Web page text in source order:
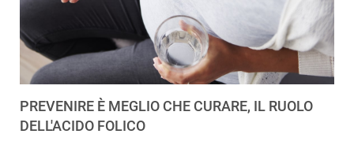
PREVENIRE È MEGLIO CHE CURARE, IL RUOLO
DELL'ACIDO FOLICO